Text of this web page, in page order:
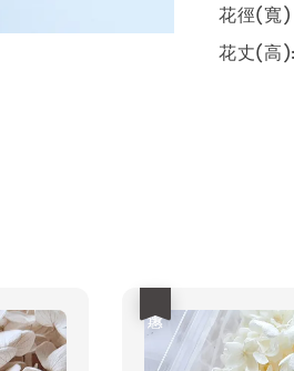
花徑(寬
花丈(高